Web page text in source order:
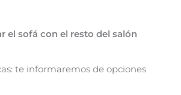
el sofá con el resto del salón
te informaremos de opciones